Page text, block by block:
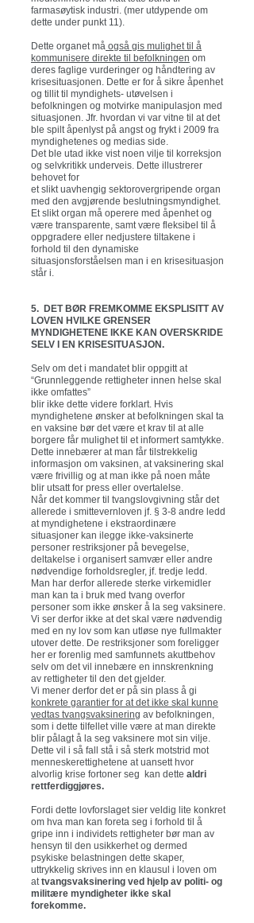
farmasøytisk industri. (mer utdypende om
dette under punkt 11).
Dette organet må også gis mulighet til å
kommunisere direkte til befolkningen om
deres faglige vurderinger og håndtering av
krisesituasjonen. Dette er for å sikre åpenhet
og tillit til myndighets- utøvelsen i
befolkningen og motvirke manipulasjon med
situasjonen. Jfr. hvordan vi var vitne til at det
ble spilt åpenlyst på angst og frykt i 2009 fra
myndighetenes og medias side.
Det ble utad ikke vist noen vilje til korreksjon
og selvkritikk underveis. Dette illustrerer
behovet for
et slikt uavhengig sektorovergripende organ
med den avgjørende beslutningsmyndighet.
Et slikt organ må operere med åpenhet og
være transparente, samt være fleksibel til å
oppgradere eller nedjustere tiltakene i
forhold til den dynamiske
situasjonsforståelsen man i en krisesituasjon
står i.
5. DET BØR FREMKOMME EKSPLISITT AV
LOVEN HVILKE GRENSER
MYNDIGHETENE IKKE KAN OVERSKRIDE
SELV I EN KRISESITUASJON.
Selv om det i mandatet blir oppgitt at
“Grunnleggende rettigheter innen helse skal
ikke omfattes”
blir ikke dette videre forklart. Hvis
myndighetene ønsker at befolkningen skal ta
en vaksine bør det være et krav til at alle
borgere får mulighet til et informert samtykke.
Dette innebærer at man får tilstrekkelig
informasjon om vaksinen, at vaksinering skal
være frivillig og at man ikke på noen måte
blir utsatt for press eller overtalelse.
Når det kommer til tvangslovgivning står det
allerede i smittevernloven jf. § 3-8 andre ledd
at myndighetene i ekstraordinære
situasjoner kan ilegge ikke-vaksinerte
personer restriksjoner på bevegelse,
deltakelse i organisert samvær eller andre
nødvendige forholdsregler, jf. tredje ledd.
Man har derfor allerede sterke virkemidler
man kan ta i bruk med tvang overfor
personer som ikke ønsker å la seg vaksinere.
Vi ser derfor ikke at det skal være nødvendig
med en ny lov som kan utløse nye fullmakter
utover dette. De restriksjoner som foreligger
her er forenlig med samfunnets akuttbehov
selv om det vil innebære en innskrenkning
av rettigheter til den det gjelder.
Vi mener derfor det er på sin plass å gi
konkrete garantier for at det ikke skal kunne
vedtas tvangsvaksinering av befolkningen,
som i dette tilfellet ville være at man direkte
blir pålagt å la seg vaksinere mot sin vilje.
Dette vil i så fall stå i så sterk motstrid mot
menneskerettighetene at uansett hvor
alvorlig krise fortoner seg kan dette aldri
rettferdiggjøres.
Fordi dette lovforslaget sier veldig lite konkret
om hva man kan foreta seg i forhold til å
gripe inn i individets rettigheter bør man av
hensyn til den usikkerhet og dermed
psykiske belastningen dette skaper,
uttrykkelig skrives inn en klausul i loven om
attvangsvaksinering ved hjelp av politi- og
militære myndigheter ikke skal
forekomme.